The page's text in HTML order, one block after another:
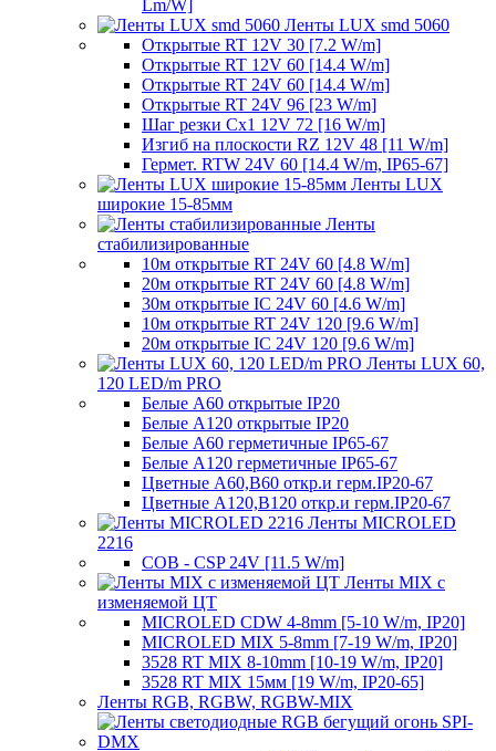
Lm/W]
Ленты LUX smd 5060
Открытые RT 12V 30 [7.2 W/m]
Открытые RT 12V 60 [14.4 W/m]
Открытые RT 24V 60 [14.4 W/m]
Открытые RT 24V 96 [23 W/m]
Шаг резки Cx1 12V 72 [16 W/m]
Изгиб на плоскости RZ 12V 48 [11 W/m]
Гермет. RTW 24V 60 [14.4 W/m, IP65-67]
Ленты LUX
широкие 15-85мм
Ленты
стабилизированные
10м открытые RT 24V 60 [4.8 W/m]
20м открытые RT 24V 60 [4.8 W/m]
30м открытые IC 24V 60 [4.6 W/m]
10м открытые RT 24V 120 [9.6 W/m]
20м открытые IC 24V 120 [9.6 W/m]
Ленты LUX 60,
120 LED/m PRO
Белые A60 открытые IP20
Белые A120 открытые IP20
Белые A60 герметичные IP65-67
Белые A120 герметичные IP65-67
Цветные A60,B60 откр.и герм.IP20-67
Цветные A120,B120 откр.и герм.IP20-67
Ленты MICROLED
2216
COB - CSP 24V [11.5 W/m]
Ленты MIX с
изменяемой ЦТ
MICROLED CDW 4-8mm [5-10 W/m, IP20]
MICROLED MIX 5-8mm [7-19 W/m, IP20]
3528 RT MIX 8-10mm [10-19 W/m, IP20]
3528 RT MIX 15мм [19 W/m, IP20-65]
Ленты RGB, RGBW, RGBW-MIX